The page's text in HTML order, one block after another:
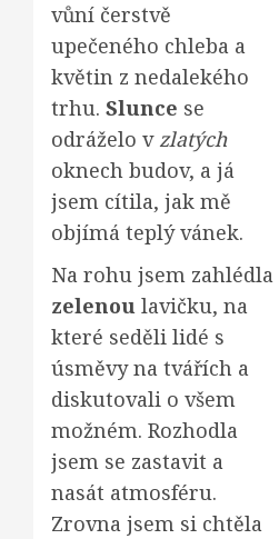
vůní čerstvě
upečeného chleba a
květin z nedalekého
trhu. Slunce se
odráželo v zlatých
oknech budov, a já
jsem cítila, jak mě
objímá teplý vánek.
Na rohu jsem zahlédla
zelenou lavičku, na
které seděli lidé s
úsměvy na tvářích a
diskutovali o všem
možném. Rozhodla
jsem se zastavit a
nasát atmosféru.
Zrovna jsem si chtěla